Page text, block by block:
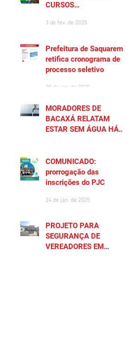
CURSOS
GRATUITOS PARA
SAQUAREMA
3 de fev. de 2025
Prefeitura de Saquarema
retifica cronograma de
processo seletivo
28 de jan. de 2025
MORADORES DE
BACAXÁ RELATAM
ESTAR SEM ÁGUA HÁ
COMUNICADO:
prorrogação das
inscrições do PJC
24 de jan. de 2025
PROJETO PARA
SEGURANÇA DE
VEREADORES EM